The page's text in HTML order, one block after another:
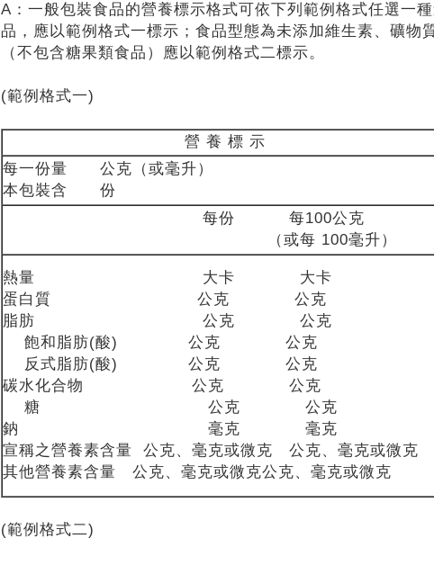
A：一般包裝食品的營養標示格式可依下列範例格式任選一
品，應以範例格式一標示；食品型態為未添加維生素、礦物
（不包含糖果類食品）應以範例格式二標示。
(範例格式一)
營 養 標 示
每一份量 公克（或毫升）
本包裝含 份
每份 每100公克
（或每 100毫升）
熱量 大卡 大卡
蛋白質 公克 公克
脂肪 公克 公克
飽和脂肪(酸) 公克 公克
反式脂肪(酸) 公克 公克
碳水化合物 公克 公克
糖 公克 公克
鈉 毫克 毫克
宣稱之營養素含量 公克、毫克或微克 公克、毫克或微克
其他營養素含量 公克、毫克或微克公克、毫克或微克
(範例格式二)